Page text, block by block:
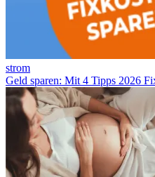
strom
Geld sparen: Mit 4 Tipps 2026